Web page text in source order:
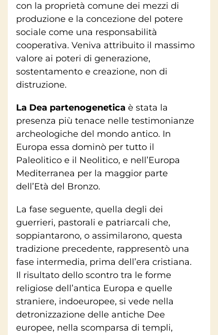
con la proprietà comune dei mezzi di
produzione e la concezione del potere
sociale come una responsabilità
cooperativa. Veniva attribuito il massimo
valore ai poteri di generazione,
sostentamento e creazione, non di
distruzione.
La Dea partenogenetica è stata la
presenza più tenace nelle testimonianze
archeologiche del mondo antico. In
Europa essa dominò per tutto il
Paleolitico e il Neolitico, e nell’Europa
Mediterranea per la maggior parte
dell’Età del Bronzo.
La fase seguente, quella degli dei
guerrieri, pastorali e patriarcali che,
soppiantarono, o assimilarono, questa
tradizione precedente, rappresentò una
fase intermedia, prima dell’era cristiana.
Il risultato dello scontro tra le forme
religiose dell’antica Europa e quelle
straniere, indoeuropee, si vede nella
detronizzazione delle antiche Dee
europee, nella scomparsa di templi,